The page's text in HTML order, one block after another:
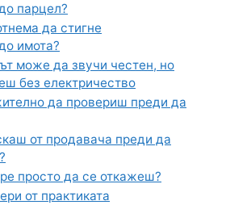
парцел?
да стигне
имота?
може да звучи честен, но
без електричество
да провериш преди да
от продавача преди да
просто да се откажеш?
от практиката